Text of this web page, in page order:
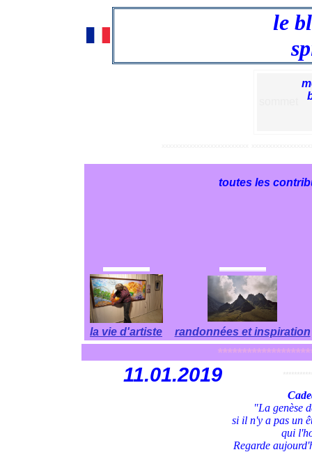
le
toutes les
la vie d'artiste randonnées et inspiration
11.01.2019
"La genèse
si il n'y a pas un
qui
Regarde